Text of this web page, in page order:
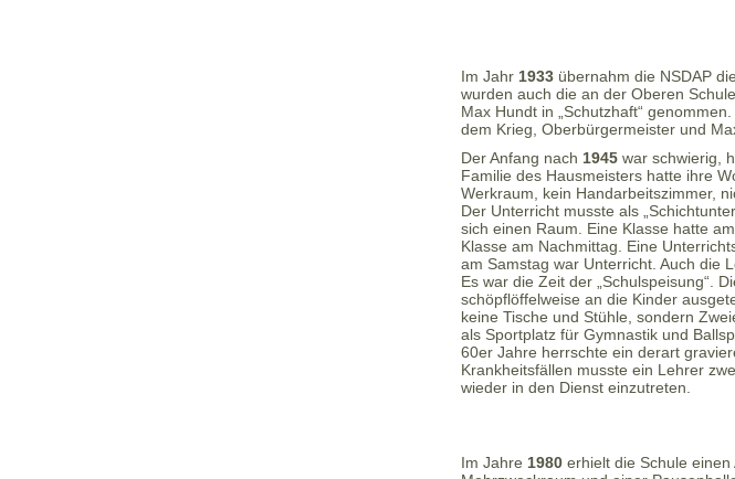
Im Jahr 1933übernahm die NSDAP
wurden auch die an der Oberen
Max Hundt in „Schutzhaft“
dem Krieg, Oberbürgermeister und
Der Anfang nach 1945war schwierig,
Familie des Hausmeisters hatte ihre
Werkraum, kein Handarbeitszimmer,
Der Unterricht musste als
sich einen Raum. Eine Klasse hatte
Klasse am Nachmittag. Eine
am Samstag war Unterricht. Auch die
Es war die Zeit der „Schulspeisung“.
schöpflöffelweise an die Kinder
keine Tische und Stühle, sondern
als Sportplatz für Gymnastik und
60er Jahre herrschte ein derart
Krankheitsfällen musste ein Lehrer
wieder in den Dienst einzutreten.
Im Jahre 1980erhielt die Schule einen